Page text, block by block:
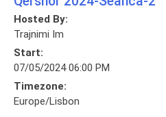
Hosted By:
Trajnimi Im
Start:
07/05/2024 06:00 PM
Timezone:
Europe/Lisbon